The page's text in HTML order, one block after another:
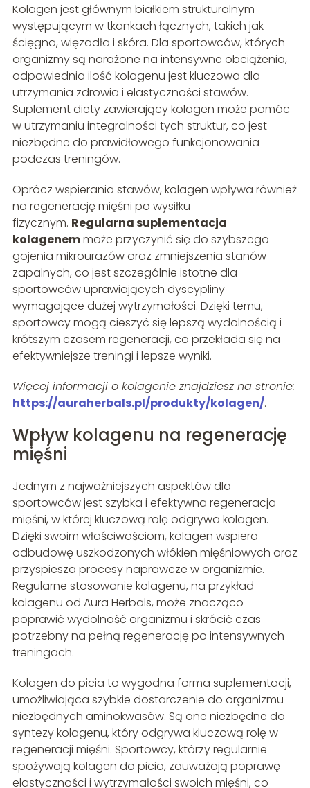
Kolagen jest głównym białkiem strukturalnym
występującym w tkankach łącznych, takich jak
ścięgna, więzadła i skóra. Dla sportowców, których
organizmy są narażone na intensywne obciążenia,
odpowiednia ilość kolagenu jest kluczowa dla
utrzymania zdrowia i elastyczności stawów.
Suplement diety zawierający kolagen może pomóc
w utrzymaniu integralności tych struktur, co jest
niezbędne do prawidłowego funkcjonowania
podczas treningów.
Oprócz wspierania stawów, kolagen wpływa również
na regenerację mięśni po wysiłku
fizycznym. Regularna suplementacja
kolagenemmoże przyczynić się do szybszego
gojenia mikrourazów oraz zmniejszenia stanów
zapalnych, co jest szczególnie istotne dla
sportowców uprawiających dyscypliny
wymagające dużej wytrzymałości. Dzięki temu,
sportowcy mogą cieszyć się lepszą wydolnością i
krótszym czasem regeneracji, co przekłada się na
efektywniejsze treningi i lepsze wyniki.
Więcej informacji o kolagenie znajdziesz na stronie:
https://auraherbals.pl/produkty/kolagen/.
Wpływ kolagenu na regenerację
mięśni
Jednym z najważniejszych aspektów dla
sportowców jest szybka i efektywna regeneracja
mięśni, w której kluczową rolę odgrywa kolagen.
Dzięki swoim właściwościom, kolagen wspiera
odbudowę uszkodzonych włókien mięśniowych oraz
przyspiesza procesy naprawcze w organizmie.
Regularne stosowanie kolagenu, na przykład
kolagenu od Aura Herbals, może znacząco
poprawić wydolność organizmu i skrócić czas
potrzebny na pełną regenerację po intensywnych
treningach.
Kolagen do picia to wygodna forma suplementacji,
umożliwiająca szybkie dostarczenie do organizmu
niezbędnych aminokwasów. Są one niezbędne do
syntezy kolagenu, który odgrywa kluczową rolę w
regeneracji mięśni. Sportowcy, którzy regularnie
spożywają kolagen do picia, zauważają poprawę
elastyczności i wytrzymałości swoich mięśni, co